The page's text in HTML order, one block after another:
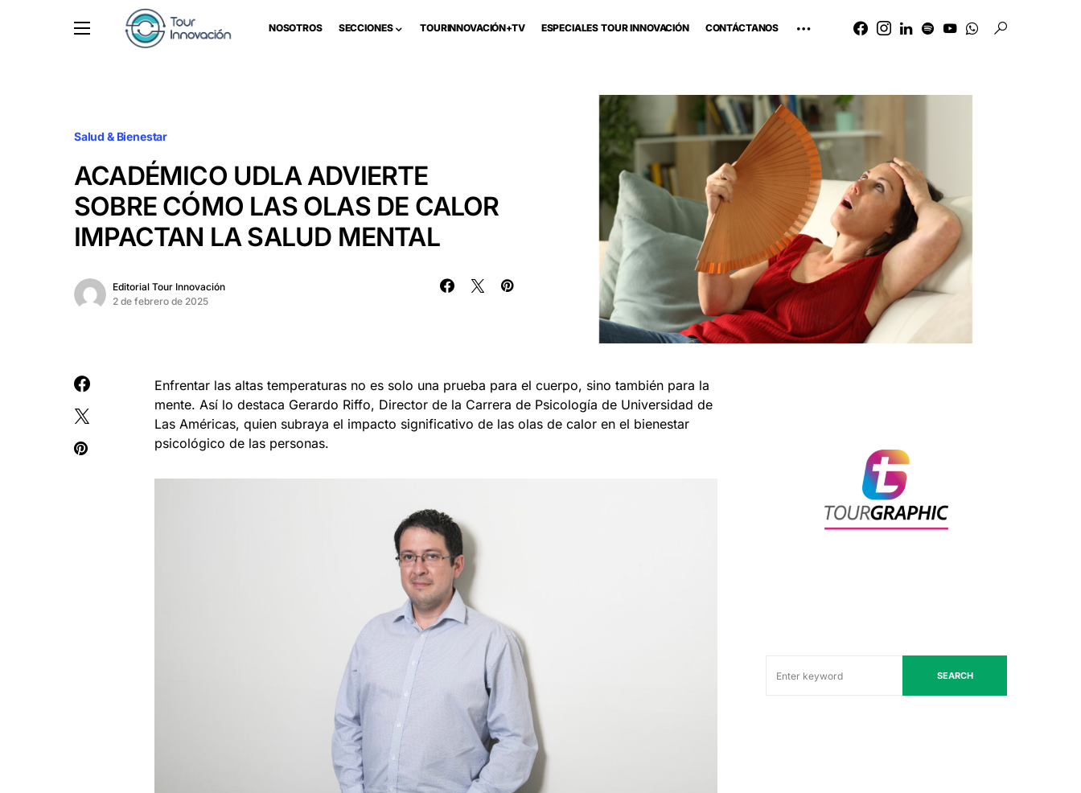
NOSOTROS SECCIONES TOURINNOVACIÓN+TV ESPECIALES TOUR INNOVACIÓN CONTÁCTANOS
Salud & Bienestar
ACADÉMICO UDLA ADVIERTE
SOBRE CÓMO LAS OLAS DE CALOR
IMPACTAN LA SALUD MENTAL
Editorial Tour Innovación
2 de febrero de 2025
Enfrentar las altas temperaturas no es solo una prueba para el cuerpo, sino también para la
mente. Así lo destaca Gerardo Riffo, Director de la Carrera de Psicología de Universidad de
Las Américas, quien subraya el impacto significativo de las olas de calor en el bienestar
psicológico de las personas.
SEARCH